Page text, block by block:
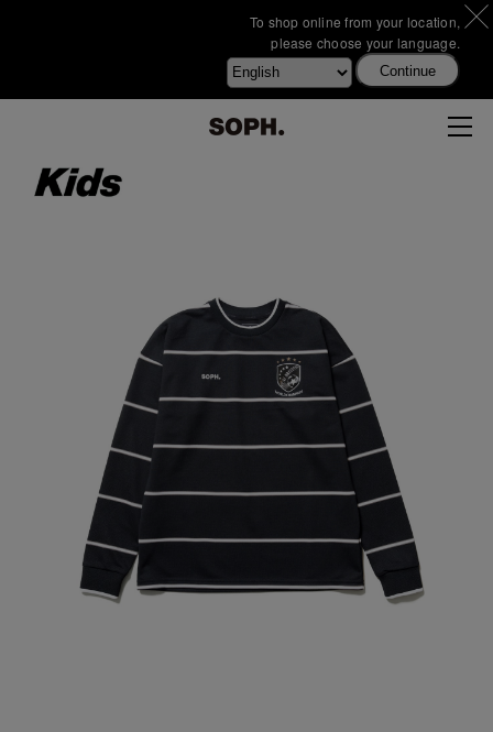
To shop online from your location,
please choose your language.
Continue